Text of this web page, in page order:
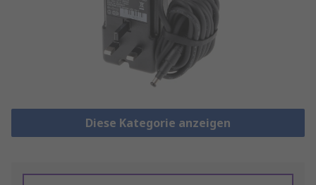
Diese Kategorie anzeigen